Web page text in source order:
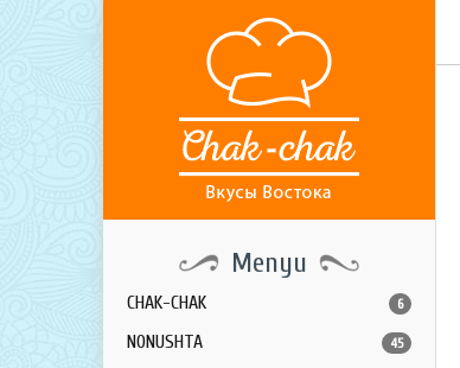
Menyu
CHAK-CHAK 6
NONUSHTA 45